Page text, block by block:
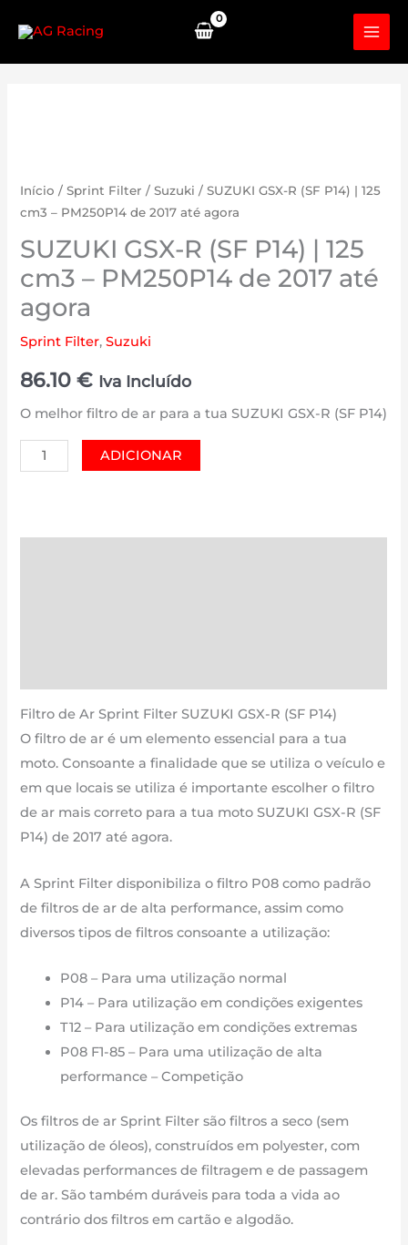
content
Início /Sprint Filter /Suzuki / SUZUKI GSX-R (SF P14) | 125
cm3 – PM250P14 de 2017 até agora
SUZUKI GSX-R (SF P14) | 125
cm3 – PM250P14 de 2017 até
agora
Sprint Filter,Suzuki
86.10€ Iva Incluído
O melhor filtro de ar para a tua SUZUKI GSX-R (SF P14)
Quantidade
de
PM250P14
de
2017
até
agora
ADICIONAR
Filtro de Ar Sprint Filter SUZUKI GSX-R (SF P14)
O filtro de ar é um elemento essencial para a tua
moto. Consoante a finalidade que se utiliza o veículo e
em que locais se utiliza é importante escolher o filtro
de ar mais correto para a tua moto SUZUKI GSX-R (SF
P14) de 2017 até agora.
A Sprint Filter disponibiliza o filtro P08 como padrão
de filtros de ar de alta performance, assim como
diversos tipos de filtros consoante a utilização:
P08 – Para uma utilização normal
P14 – Para utilização em condições exigentes
T12 – Para utilização em condições extremas
P08 F1-85 – Para uma utilização de alta
performance – Competição
Os filtros de ar Sprint Filter são filtros a seco (sem
utilização de óleos), construídos em polyester, com
elevadas performances de filtragem e de passagem
de ar. São também duráveis para toda a vida ao
contrário dos filtros em cartão e algodão.